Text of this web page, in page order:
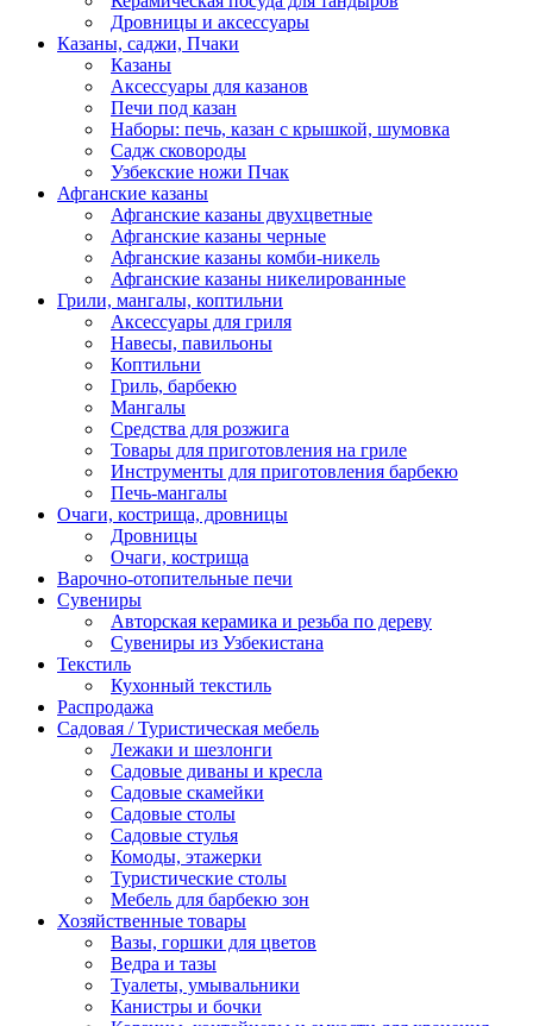
Дровницы и аксессуары
Казаны, саджи, Пчаки
Казаны
Аксессуары для казанов
Печи под казан
Наборы: печь, казан с крышкой, шумовка
Садж сковороды
Узбекские ножи Пчак
Афганские казаны
Афганские казаны двухцветные
Афганские казаны черные
Афганские казаны комби-никель
Афганские казаны никелированные
Грили, мангалы, коптильни
Аксессуары для гриля
Навесы, павильоны
Коптильни
Гриль, барбекю
Мангалы
Средства для розжига
Товары для приготовления на гриле
Инструменты для приготовления барбекю
Печь-мангалы
Очаги, кострища, дровницы
Дровницы
Очаги, кострища
Варочно-отопительные печи
Сувениры
Авторская керамика и резьба по дереву
Сувениры из Узбекистана
Текстиль
Кухонный текстиль
Распродажа
Садовая / Туристическая мебель
Лежаки и шезлонги
Садовые диваны и кресла
Садовые скамейки
Садовые столы
Садовые стулья
Комоды, этажерки
Туристические столы
Мебель для барбекю зон
Хозяйственные товары
Вазы, горшки для цветов
Ведра и тазы
Туалеты, умывальники
Канистры и бочки